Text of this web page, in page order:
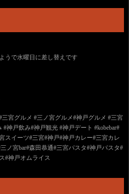
うで水曜日に差し替えです
宮グルメ #三ノ宮グルメ#神戸グルメ #三宮
#神戸飲み#神戸観光 #神戸デート #kobebar#
スイーツ#三宮#神戸#神戸カレー#三宮カレ
ノ宮bar#森田恭通#三宮パスタ#神戸パスタ#
#神戸オムライス